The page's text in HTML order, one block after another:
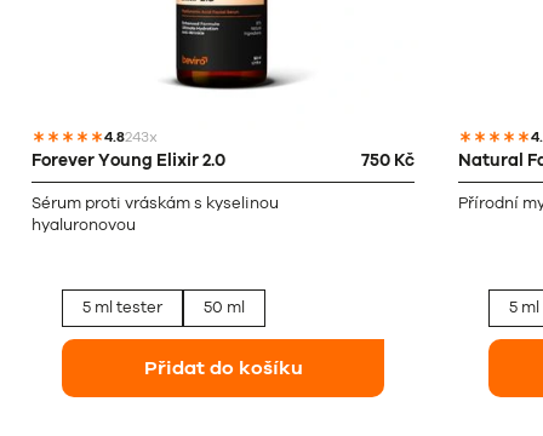
4.8243x
Forever Young Elixir 2.0 750 Kč
Sérum proti vráskám s kyselinou
hyaluronovou
5 ml tester 50 ml
Přidat do košíku
Natural
Přírodní
5